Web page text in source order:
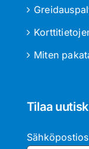
Miten
Tilaa